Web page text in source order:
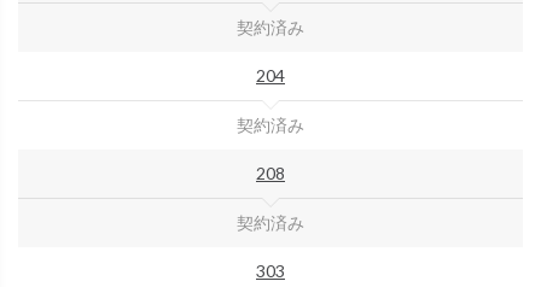
契約済み
204
契約済み
208
契約済み
303